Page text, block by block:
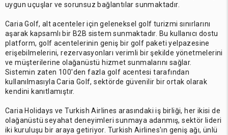
uygun uçuşlar ve sorunsuz bağlantılar sunmaktadır.
Caria Golf, alt acenteler için geleneksel golf turizmi sınırlarını
aşarak kapsamlı bir B2B sistem sunmaktadır. Bu kullanıcı dostu
platform, golf acentelerinin geniş bir golf paketi yelpazesine
erişebilmelerini, rezervasyonları verimli bir şekilde yönetmelerini
ve müşterilerine olağanüstü hizmet sunmalarını sağlar.
Sistemin zaten 100'den fazla golf acentesi tarafından
kullanılmasıyla Caria Golf, sektörde güvenilir bir ortak olarak
kendini kanıtlamıştır.
Caria Holidays ve Turkish Airlines arasındaki iş birliği, her ikisi de
olağanüstü seyahat deneyimleri sunmaya adanmış, sektör lideri
iki kuruluşu bir araya getiriyor. Turkish Airlines'ın geniş ağı, ünlü